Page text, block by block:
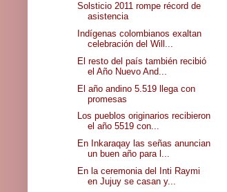
Solsticio 2011 rompe récord de
asistencia
Indígenas colombianos exaltan
celebración del Will...
El resto del país también recibió
el Año Nuevo And...
El año andino 5.519 llega con
promesas
Los pueblos originarios recibieron
el año 5519 con...
En Inkaraqay las señas anuncian
un buen año para l...
En la ceremonia del Inti Raymi
en Jujuy se casan y...